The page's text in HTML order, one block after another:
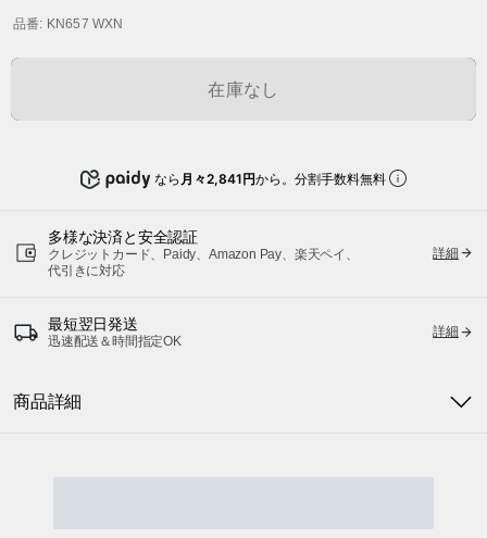
品番: KN657 WXN
在庫なし
なら 月々2,841円から。分割手数料無料
多様な決済と安全認証
クレジットカード、Paidy、Amazon Pay、楽天ペイ、
代引きに対応
詳細
最短翌日発送
迅速配送＆時間指定OK
詳細
商品詳細